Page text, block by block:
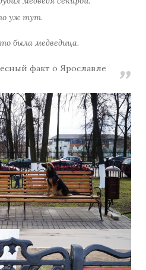
уж тут.
была медведица.
факт о Ярославле